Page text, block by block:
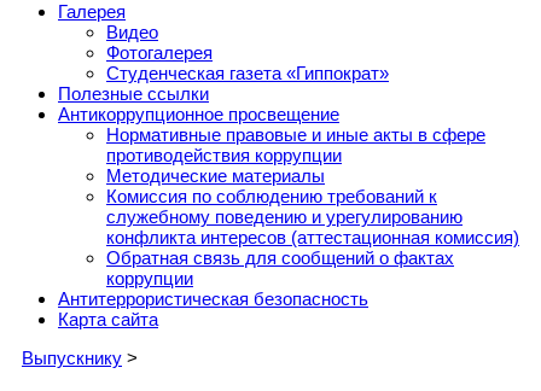
Галерея
Видео
Фотогалерея
Студенческая газета «Гиппократ»
Полезные ссылки
Антикоррупционное просвещение
Нормативные правовые и иные акты в сфере
противодействия коррупции
Методические материалы
Комиссия по соблюдению требований к
служебному поведению и урегулированию
конфликта интересов (аттестационная комиссия)
Обратная связь для сообщений о фактах
коррупции
Антитеррористическая безопасность
Карта сайта
Выпускнику >